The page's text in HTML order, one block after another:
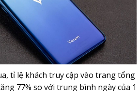
tỉ lệ khách truy cập vào trang tổng
77% so với trung bình ngày của 1